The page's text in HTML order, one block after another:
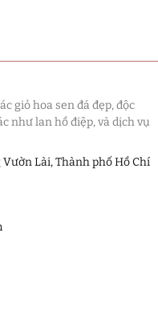
giỏ hoa sen đá đẹp, độc
như lan hồ điệp, và dịch vụ
Lài, Thành phố Hồ Chí